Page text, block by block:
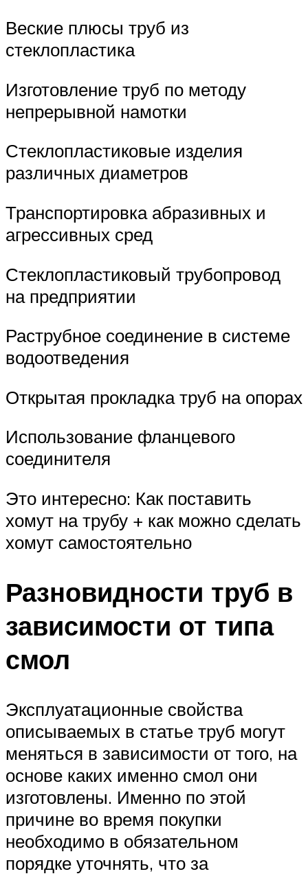
Веские плюсы труб из
стеклопластика
Изготовление труб по методу
непрерывной намотки
Стеклопластиковые изделия
различных диаметров
Транспортировка абразивных и
агрессивных сред
Стеклопластиковый трубопровод
на предприятии
Раструбное соединение в системе
водоотведения
Открытая прокладка труб на опорах
Использование фланцевого
соединителя
Это интересно: Как поставить
хомут на трубу + как можно сделать
хомут самостоятельно
Разновидности труб в
зависимости от типа
смол
Эксплуатационные свойства
описываемых в статье труб могут
меняться в зависимости от того, на
основе каких именно смол они
изготовлены. Именно по этой
причине во время покупки
необходимо в обязательном
порядке уточнять, что за